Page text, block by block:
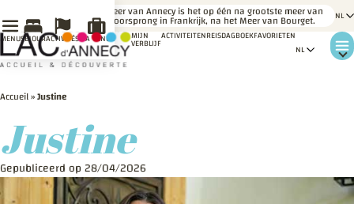
SAVIEZ-
VOUS ?
Het meer van Annecy is het op één na grootste meer van
gletsjeroorsprong in Frankrijk, na het Meer van Bourget.
MIJN
VERBLIJF
ACTIVITEITENREISDAGBOEKFAVORIETEN
MENUSÉJOURACTIVITÉSMA VENUE
Accueil»Justine
Justine
Gepubliceerd op 28/04/2026